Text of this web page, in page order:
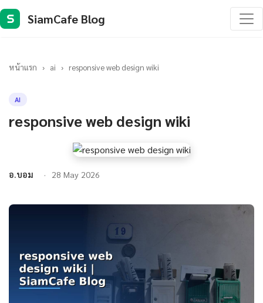
S SiamCafe Blog
หน้าแรก › ai › responsive web design wiki
AI
responsive web design wiki
อ.บอม 28 May 2026